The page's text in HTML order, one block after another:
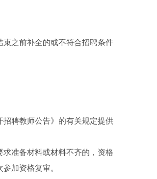
之前补全的或不符合招聘条件
招聘教师公告》的有关规定提供
准备材料或材料不齐的，资格
加资格复审。